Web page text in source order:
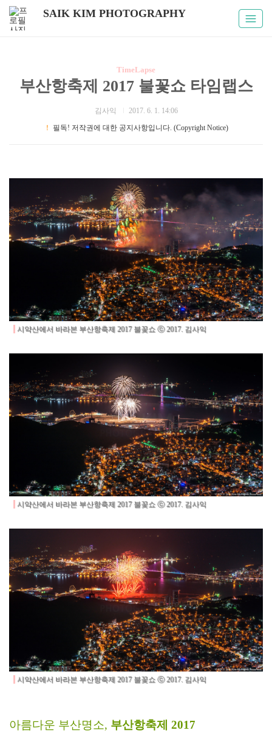
SAIK KIM PHOTOGRAPHY
TimeLapse
부산항축제 2017 불꽃쇼 타임랩스
김사익
2017. 6. 1. 14:06
！
필독! 저작권에 대한 공지사항입니다. (Copyright Notice)
시약산에서 바라본 부산항축제 2017 불꽃쇼 ⓒ 2017. 김사익
시약산에서 바라본 부산항축제 2017 불꽃쇼 ⓒ 2017. 김사익
시약산에서 바라본 부산항축제 2017 불꽃쇼 ⓒ 2017. 김사익
아름다운 부산명소, 부산항축제 2017